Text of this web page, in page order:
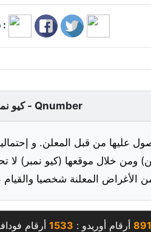
شارك :
كيو نمبر - Qnumber
عليها من قبل المعلن. و
ومن خلال موقعها (كيو نمبر)
أرقام أوريدو : 1533 أرقام